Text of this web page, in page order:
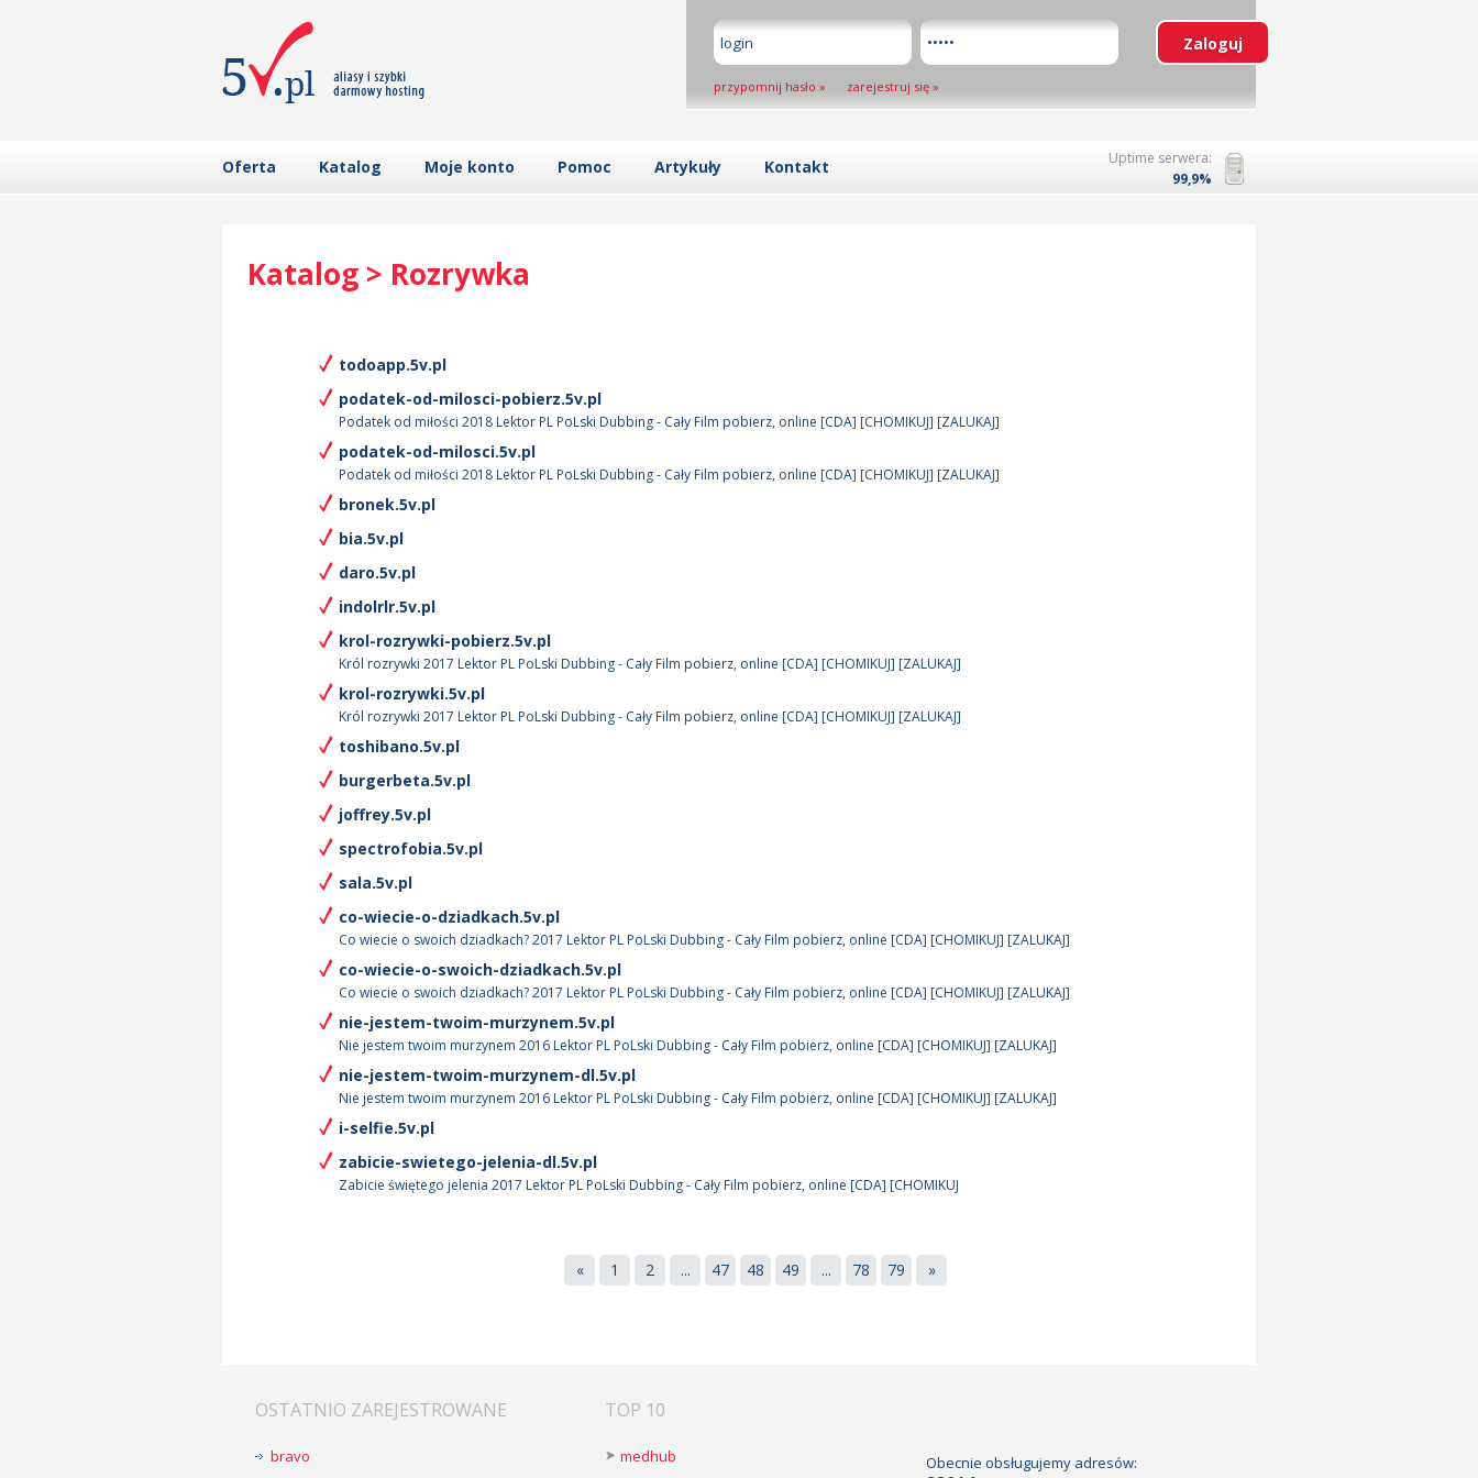
przypomnij hasło » zarejestruj się »
Oferta Katalog Moje konto Pomoc Artykuły Kontakt
Uptime serwera:
99,9%
Katalog > Rozrywka
todoapp.5v.pl
podatek-od-milosci-pobierz.5v.pl
Podatek od miłości 2018 Lektor PL PoLski Dubbing - Cały Film pobierz, online [CDA] [CHOMIKUJ] [ZALUKAJ]
podatek-od-milosci.5v.pl
Podatek od miłości 2018 Lektor PL PoLski Dubbing - Cały Film pobierz, online [CDA] [CHOMIKUJ] [ZALUKAJ]
bronek.5v.pl
bia.5v.pl
daro.5v.pl
indolrlr.5v.pl
krol-rozrywki-pobierz.5v.pl
Król rozrywki 2017 Lektor PL PoLski Dubbing - Cały Film pobierz, online [CDA] [CHOMIKUJ] [ZALUKAJ]
krol-rozrywki.5v.pl
Król rozrywki 2017 Lektor PL PoLski Dubbing - Cały Film pobierz, online [CDA] [CHOMIKUJ] [ZALUKAJ]
toshibano.5v.pl
burgerbeta.5v.pl
joffrey.5v.pl
spectrofobia.5v.pl
sala.5v.pl
co-wiecie-o-dziadkach.5v.pl
Co wiecie o swoich dziadkach? 2017 Lektor PL PoLski Dubbing - Cały Film pobierz, online [CDA] [CHOMIKUJ] [ZALUKAJ]
co-wiecie-o-swoich-dziadkach.5v.pl
Co wiecie o swoich dziadkach? 2017 Lektor PL PoLski Dubbing - Cały Film pobierz, online [CDA] [CHOMIKUJ] [ZALUKAJ]
nie-jestem-twoim-murzynem.5v.pl
Nie jestem twoim murzynem 2016 Lektor PL PoLski Dubbing - Cały Film pobierz, online [CDA] [CHOMIKUJ] [ZALUKAJ]
nie-jestem-twoim-murzynem-dl.5v.pl
Nie jestem twoim murzynem 2016 Lektor PL PoLski Dubbing - Cały Film pobierz, online [CDA] [CHOMIKUJ] [ZALUKAJ]
i-selfie.5v.pl
zabicie-swietego-jelenia-dl.5v.pl
Zabicie świętego jelenia 2017 Lektor PL PoLski Dubbing - Cały Film pobierz, online [CDA] [CHOMIKUJ
« 1 2 ... 47 48 49 ... 78 79 »
OSTATNIO ZAREJESTROWANE
bravo
TOP 10
medhub
Obecnie obsługujemy adresów: